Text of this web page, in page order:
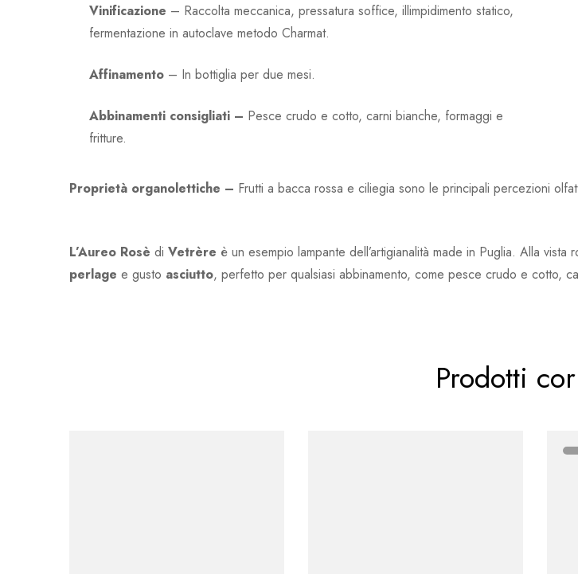
Vinificazione – Raccolta meccanica, pressatura soffice, illimpidimento statico,
fermentazione in autoclave metodo Charmat.
Affinamento – In bottiglia per due mesi.
Abbinamenti consigliati – Pesce crudo e cotto, carni bianche, formaggi e
fritture.
Proprietà organolettiche – Frutti a bacca rossa e ciliegia sono le principali percezioni
L’Aureo Rosè di Vetrère è un esempio lampante dell’artigianalità made in Puglia. Alla vista
perlage e gusto asciutto, perfetto per qualsiasi abbinamento, come pesce crudo e cotto,
Prodotti